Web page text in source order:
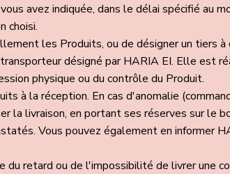
avez indiquée, dans le délai spécifié au
choisi.
les Produits, ou de désigner un tiers
désigné par HARIA EI. Elle est
physique ou du contrôle du Produit.
à la réception. En cas d'anomalie
la livraison, en portant ses réserves sur le
Vous pouvez également en informer
retard ou de l'impossibilité de livrer une